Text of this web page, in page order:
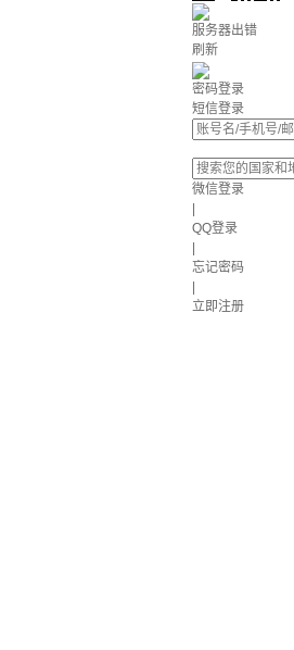
服务器出错
刷新
密码登录
短信登录
微信登录
QQ登录
忘记密码
立即注册